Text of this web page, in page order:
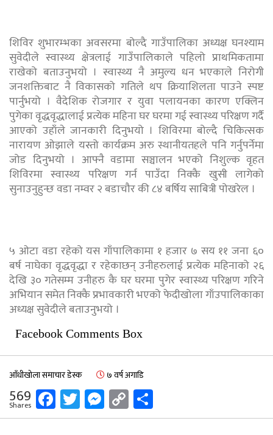
शिविर शुभारम्भका अवसरमा बोल्दै गाउँपालिका अध्यक्ष घनश्याम
सुवेदीले स्वास्थ्य क्षेत्रलाई गाउँपालिकाले पहिलो प्राथमिकतामा
राखेको बताउनुभयो । स्वास्थ्य नै अमुल्य धन भएकाले निरोगी
जनशक्तिबाट नै विकासको गतिले थप क्रियाशिलता पाउने स्पष्ट
पार्नुभयो । वैदेशिक रोजगार र युवा पलायनका कारण एक्लिन
पुगेका वृद्धवृद्धालाई प्रत्येक महिना घर घरमा गई स्वास्थ्य परिक्षण गर्दै
आएको उहाँले जानकारी दिनुभयो । शिविरमा बोल्दै चिकित्सक
नारायण ओझाले यस्तो कार्यक्रम अरु स्थानीयतहले पनि गर्नुपर्नेमा
जोड दिनुभयो । आफ्नै वडामा सञ्चालन भएको निशुल्क वृहत
शिविरमा स्वास्थ्य परिक्षण गर्न पाउँदा निक्कै खुसी लागेको
सुनाउनुहुन्छ वडा नम्वर २ बडाचौर की ८४ बर्षिय साबित्री पोखरेल ।
५ ओटा वडा रहेको यस गाँपालिकामा १ हजार ७ सय ११ जना ६०
बर्ष नाघेका वृद्धवृद्धा र रहेकाछन् उनीहरुलाई प्रत्येक महिनाको २६
देखि ३० गतेसम्म उनीहरु कै घर घरमा पुगेर स्वास्थ्य परिक्षण गरिने
अभियान समेत निक्कै प्रभावकारी भएको फेदीखोला गाँउपालिकाका
अध्यक्ष सुवेदीले बताउनुभयो ।
Facebook Comments Box
आँधीखोला समाचार डेस्क ७ वर्ष अगाडि
569
Shares Facebook
Twitter
Messenger
Copy
Link